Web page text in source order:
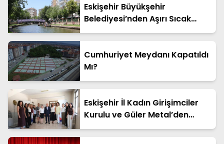
Eskişehir Büyükşehir
Belediyesi’nden Aşırı Sıcak
Uyarısı
Cumhuriyet Meydanı Kapatıldı
Mı?
Eskişehir İl Kadın Girişimciler
Kurulu ve Güler Metal’den
"Sanayide Kadın Eli" Protokolü